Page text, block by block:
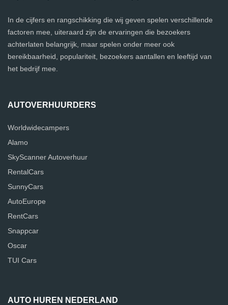
In de cijfers en rangschikking die wij geven spelen verschillende
factoren mee, uiteraard zijn de ervaringen die bezoekers
achterlaten belangrijk, maar spelen onder meer ook
bereikbaarheid, populariteit, bezoekers aantallen en leeftijd van
het bedrijf mee.
AUTOVERHUURDERS
Worldwidecampers
Alamo
SkyScanner Autoverhuur
RentalCars
SunnyCars
AutoEurope
RentCars
Snappcar
Oscar
TUI Cars
AUTO HUREN NEDERLAND